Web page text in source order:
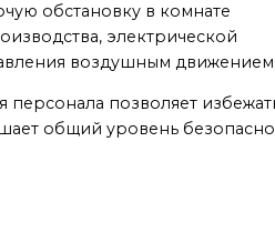
обстановку в комнате
электрической
воздушным движением.
позволяет
общий уровень